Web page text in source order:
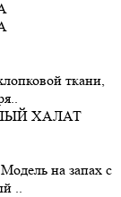
ткани,
на запах с
..